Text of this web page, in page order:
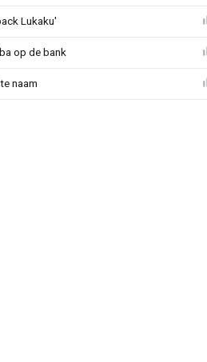
Lukaku'
op de bank
naam